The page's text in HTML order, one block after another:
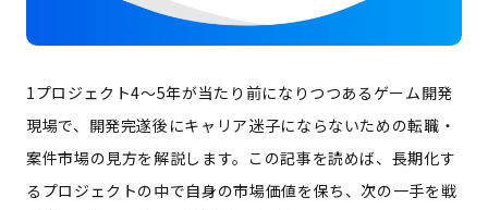
1プロジェクト4〜5年が当たり前になりつつあるゲーム開発
現場で、開発完遂後にキャリア迷子にならないための転職・
案件市場の見方を解説します。この記事を読めば、長期化す
るプロジェクトの中で自身の市場価値を保ち、次の一手を戦